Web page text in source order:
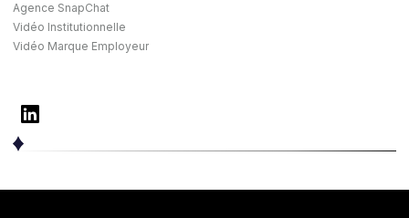
Agence SnapChat
Vidéo Institutionnelle
Vidéo Marque Employeur